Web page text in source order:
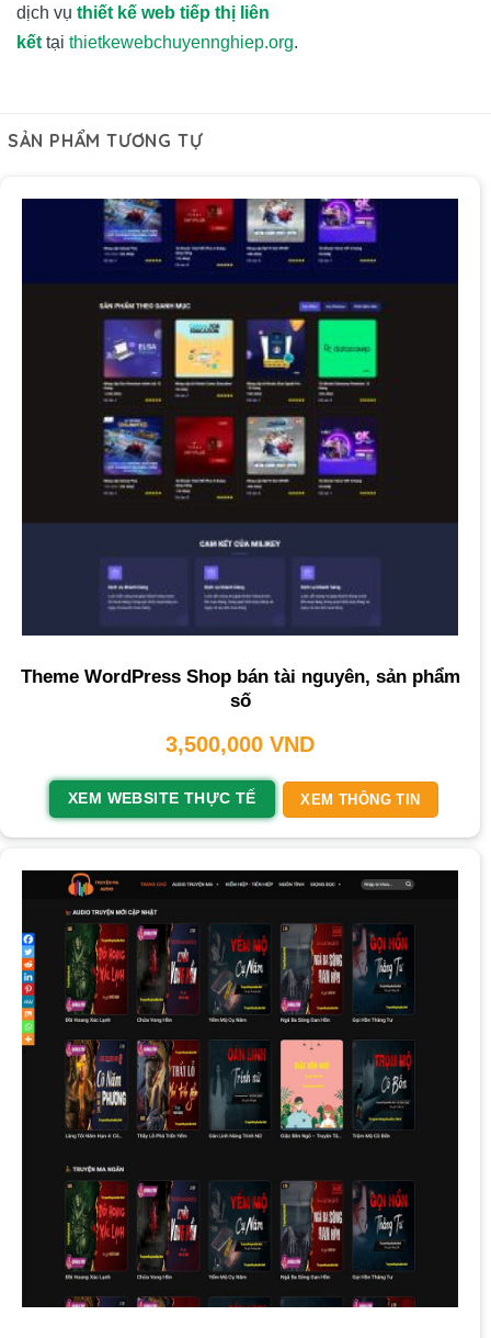
dịch vụ thiết kế web tiếp thị liên
kết tại thietkewebchuyennghiep.org.
SẢN PHẨM TƯƠNG TỰ
Theme WordPress Shop bán tài nguyên, sản phẩm
số
3,500,000 VND
XEM WEBSITE THỰC TẾ XEM THÔNG TIN